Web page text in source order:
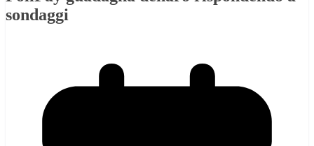
sondaggi